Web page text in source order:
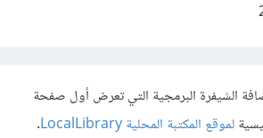
الشيفرة البرمجية التي تعرض أول صفحة
لموقع المكتبة المحلية LocalLibrary
.